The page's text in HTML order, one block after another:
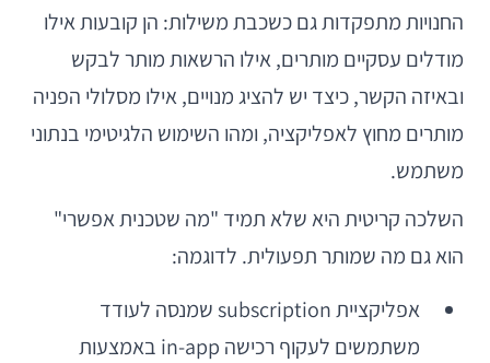
החנויות מתפקדות גם כשכבת משילות: הן קובעות אילו
מודלים עסקיים מותרים, אילו הרשאות מותר לבקש
ובאיזה הקשר, כיצד יש להציג מנויים, אילו מסלולי הפניה
מותרים מחוץ לאפליקציה, ומהו השימוש הלגיטימי בנתוני
משתמש.
השלכה קריטית היא שלא תמיד "מה שטכנית אפשרי"
הוא גם מה שמותר תפעולית. לדוגמה:
אפליקציית subscription שמנסה לעודד
משתמשים לעקוף רכישה in-app באמצעות